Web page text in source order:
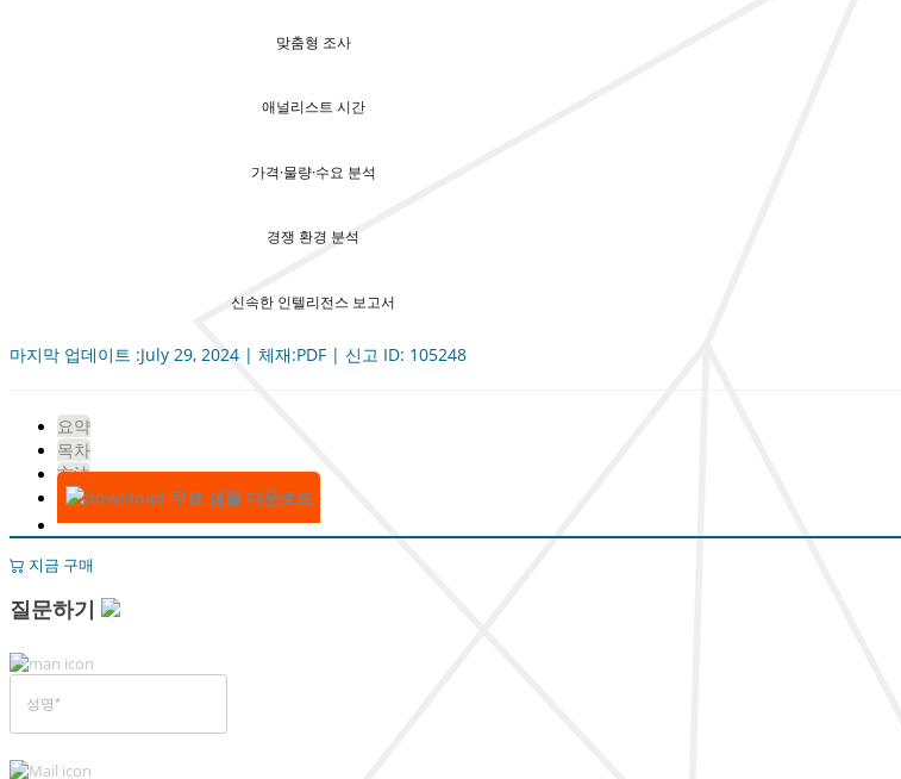
맞춤형 조사
애널리스트 시간
가격·물량·수요 분석
경쟁 환경 분석
신속한 인텔리전스 보고서
마지막 업데이트 :July 29, 2024 | 체재:PDF | 신고 ID: 105248
요약
목차
方法
무료 샘플 다운로드
지금 구매
질문하기